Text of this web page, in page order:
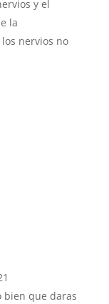
y el
la
nervios no
bien que daras